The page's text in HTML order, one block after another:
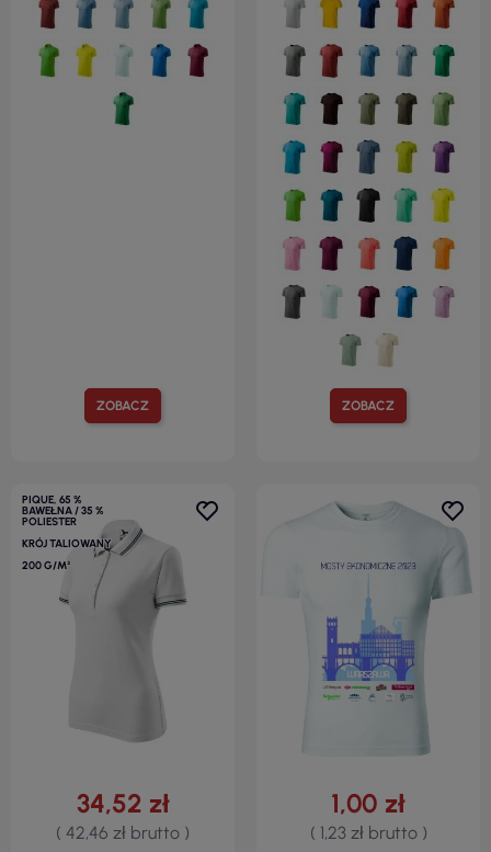
ZOBACZ ZOBACZ
PIQUE, 65 %
BAWEŁNA / 35 %
POLIESTER
KRÓJ TALIOWANY
200 G/M²
34,52 zł
( 42,46 zł brutto )
1,00 zł
( 1,23 zł brutto )